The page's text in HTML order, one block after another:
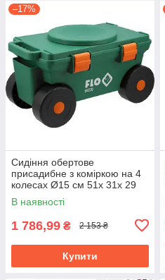
–17%
Сидіння обертове
присадибне з коміркою на 4
колесах Ø15 см 51х 31х 29
см, для навантаж.- 80 кгFLO-
90230
В наявності
1 786,99 ₴ 2 153 ₴
Купити